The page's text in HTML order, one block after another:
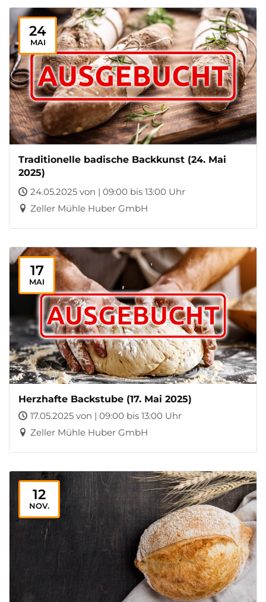
24
MAI
Traditionelle badische Backkunst (24. Mai
2025)
24.05.2025 von | 09:00 bis 13:00 Uhr
Zeller Mühle Huber GmbH
17
MAI
Herzhafte Backstube (17. Mai 2025)
17.05.2025 von | 09:00 bis 13:00 Uhr
Zeller Mühle Huber GmbH
12
NOV.